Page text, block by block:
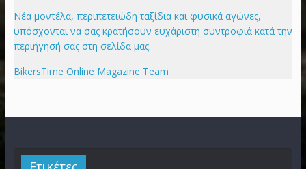
Νέα μοντέλα, περιπετειώδη ταξίδια και φυσικά αγώνες,
υπόσχονται να σας κρατήσουν ευχάριστη συντροφιά κατά την
περιήγησή σας στη σελίδα μας.
BikersTime Online Magazine Team